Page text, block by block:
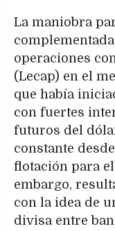
La maniobra
operaciones
(Lecap) en el
que había
con fuertes
futuros del
constante
flotación para
embargo,
con la idea de
divisa entre